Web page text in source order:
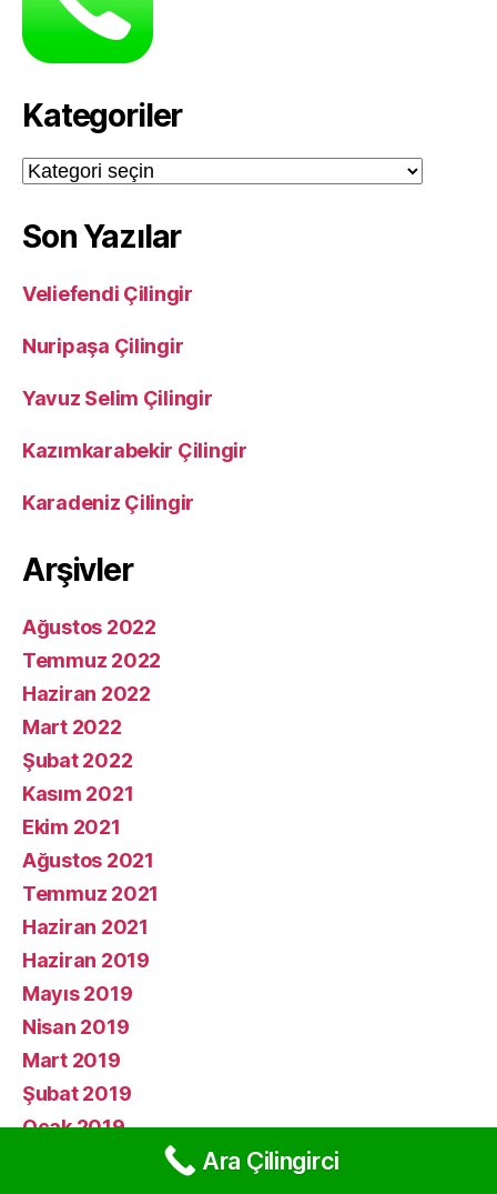
Kategoriler
Kategoriler
Son Yazılar
Veliefendi Çilingir
Nuripaşa Çilingir
Yavuz Selim Çilingir
Kazımkarabekir Çilingir
Karadeniz Çilingir
Arşivler
Ağustos 2022
Temmuz 2022
Haziran 2022
Mart 2022
Şubat 2022
Kasım 2021
Ekim 2021
Ağustos 2021
Temmuz 2021
Haziran 2021
Haziran 2019
Mayıs 2019
Nisan 2019
Mart 2019
Şubat 2019
Ocak 2019
Ara Çilingirci